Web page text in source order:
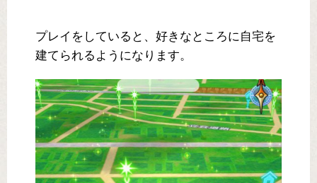
プレイをしていると、好きなところに自宅を
建てられるようになります。